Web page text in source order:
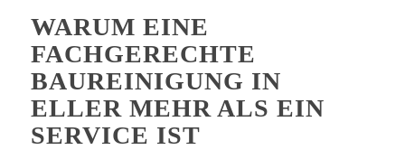
WARUM EINE
FACHGERECHTE
BAUREINIGUNG IN
ELLER MEHR ALS EIN
SERVICE IST